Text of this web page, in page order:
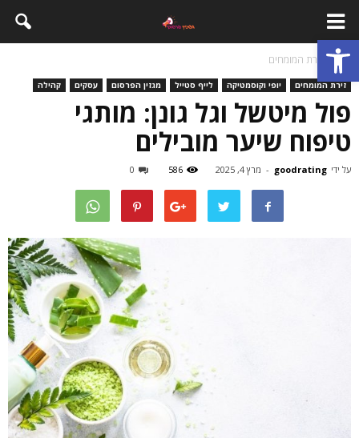
פתח סרגל נגישות
בית זירת המומחים
זירת המומחים יופי וקוסמטיקה לייף סטייל מגזין הפרסום עסקים קהילה
פול מיטשל וגל גונן: מותגי
טיפוח שיער מובילים
על ידי goodrating
- מרץ 4, 2025 586
0